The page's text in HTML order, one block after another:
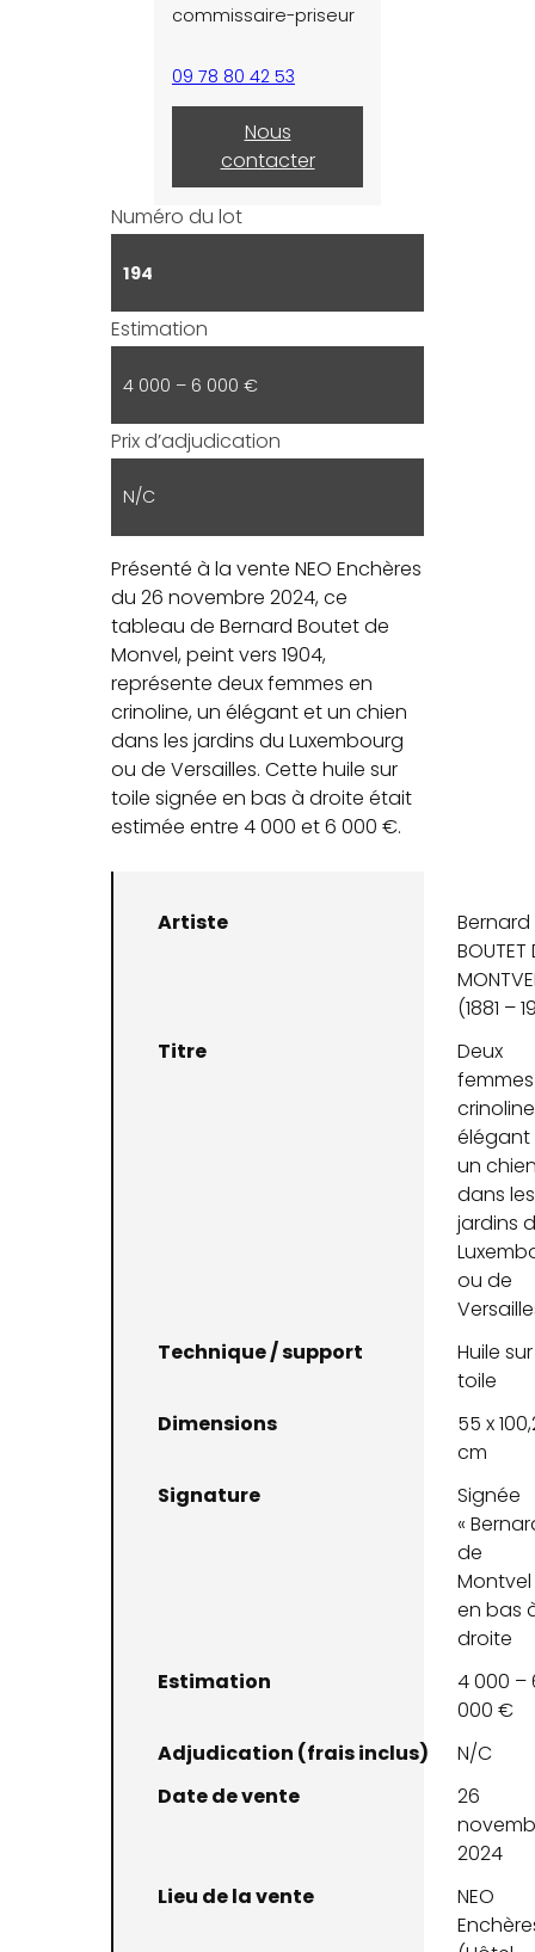
commissaire-priseur
09 78 80 42 53
Nous
contacter
Numéro du lot
194
Estimation
4 000 – 6 000 €
Prix d’adjudication
N/C
Présenté à la vente NEO Enchères
du 26 novembre 2024, ce
tableau de Bernard Boutet de
Monvel, peint vers 1904,
représente deux femmes en
crinoline, un élégant et un chien
dans les jardins du Luxembourg
ou de Versailles. Cette huile sur
toile signée en bas à droite était
estimée entre 4 000 et 6 000 €.
Artiste
Bernard
BOUTET
(1881 –
Titre
Deux
élégant
un
dans les
jardins
ou de
Technique / support
Huile sur
toile
Dimensions
55 x
cm
Signature
Signée
«
de
Montvel
en bas
droite
Estimation
4 000 –
000 €
Adjudication (frais inclus)
N/C
Date de vente
26
2024
Lieu de la vente
NEO